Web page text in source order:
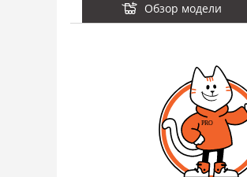
Обзор модели